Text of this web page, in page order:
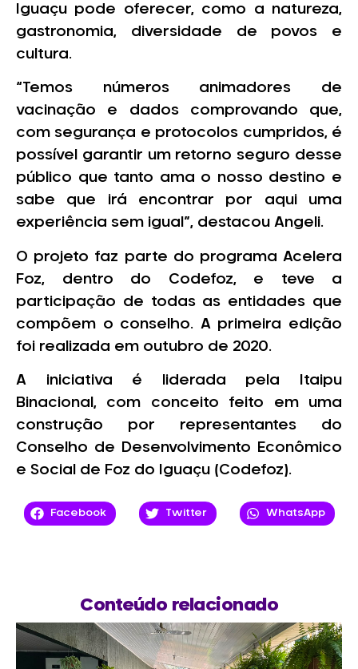
Iguaçu pode oferecer, como a natureza,
gastronomia, diversidade de povos e
cultura.
“Temos números animadores de
vacinação e dados comprovando que,
com segurança e protocolos cumpridos, é
possível garantir um retorno seguro desse
público que tanto ama o nosso destino e
sabe que irá encontrar por aqui uma
experiência sem igual”, destacou Angeli.
O projeto faz parte do programa Acelera
Foz, dentro do Codefoz, e teve a
participação de todas as entidades que
compõem o conselho. A primeira edição
foi realizada em outubro de 2020.
A iniciativa é liderada pela Itaipu
Binacional, com conceito feito em uma
construção por representantes do
Conselho de Desenvolvimento Econômico
e Social de Foz do Iguaçu (Codefoz).
Facebook Twitter WhatsApp
Conteúdo relacionado